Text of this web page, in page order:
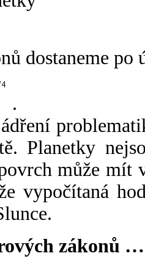
dostaneme po
.
Planetky
může mít
vypočítaná
zákonů …